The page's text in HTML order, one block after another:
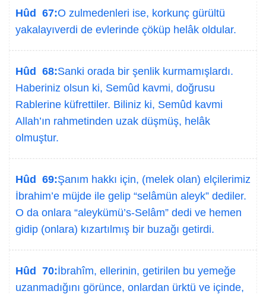
Hûd 67:O zulmedenleri ise, korkunç gürültü
yakalayıverdi de evlerinde çöküp helâk oldular.
Hûd 68:Sanki orada bir şenlik kurmamışlardı.
Haberiniz olsun ki, Semûd kavmi, doğrusu
Rablerine küfrettiler. Biliniz ki, Semûd kavmi
Allah’ın rahmetinden uzak düşmüş, helâk
olmuştur.
Hûd 69:Şanım hakkı için, (melek olan) elçilerimiz
İbrahim’e müjde ile gelip “selâmün aleyk” dediler.
O da onlara “aleykümü’s-Selâm” dedi ve hemen
gidip (onlara) kızartılmış bir buzağı getirdi.
Hûd 70:İbrahîm, ellerinin, getirilen bu yemeğe
uzanmadığını görünce, onlardan ürktü ve içinde,